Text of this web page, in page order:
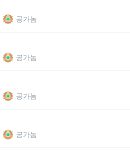
공가놈
공가놈
공가놈
공가놈